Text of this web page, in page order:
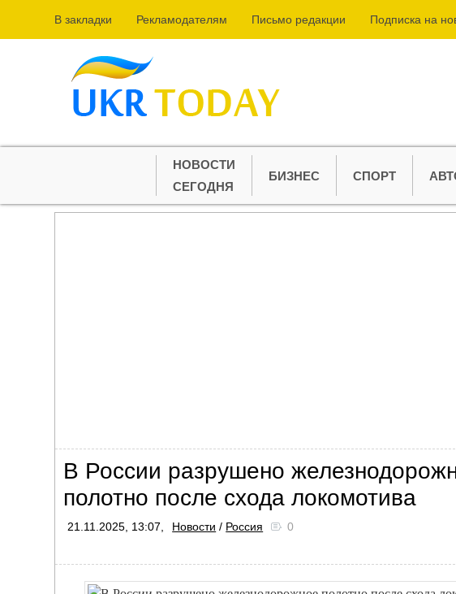
В закладки Рекламодателям Письмо редакции Подпиcка на
НОВОСТИ
СЕГОДНЯ
БИЗНЕС СПОРТ
В России разрушено
полотно после схода локомотива
21.11.2025, 13:07, Новости / Россия 0